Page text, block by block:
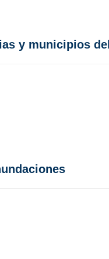
y municipios